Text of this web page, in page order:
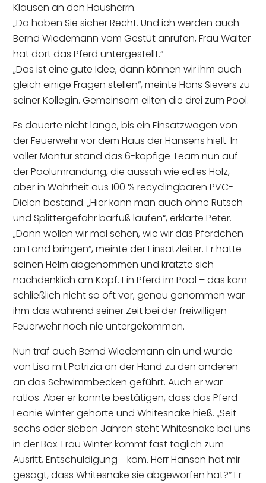
Klausen an den Hausherrn.
„Da haben Sie sicher Recht. Und ich werden auch
Bernd Wiedemann vom Gestüt anrufen, Frau Walter
hat dort das Pferd untergestellt.“
„Das ist eine gute Idee, dann können wir ihm auch
gleich einige Fragen stellen“, meinte Hans Sievers zu
seiner Kollegin. Gemeinsam eilten die drei zum Pool.
Es dauerte nicht lange, bis ein Einsatzwagen von
der Feuerwehr vor dem Haus der Hansens hielt. In
voller Montur stand das 6-köpfige Team nun auf
der Poolumrandung, die aussah wie edles Holz,
aber in Wahrheit aus 100 % recyclingbaren PVC-
Dielen bestand. „Hier kann man auch ohne Rutsch-
und Splittergefahr barfuß laufen“, erklärte Peter.
„Dann wollen wir mal sehen, wie wir das Pferdchen
an Land bringen“, meinte der Einsatzleiter. Er hatte
seinen Helm abgenommen und kratzte sich
nachdenklich am Kopf. Ein Pferd im Pool – das kam
schließlich nicht so oft vor, genau genommen war
ihm das während seiner Zeit bei der freiwilligen
Feuerwehr noch nie untergekommen.
Nun traf auch Bernd Wiedemann ein und wurde
von Lisa mit Patrizia an der Hand zu den anderen
an das Schwimmbecken geführt. Auch er war
ratlos. Aber er konnte bestätigen, dass das Pferd
Leonie Winter gehörte und Whitesnake hieß. „Seit
sechs oder sieben Jahren steht Whitesnake bei uns
in der Box. Frau Winter kommt fast täglich zum
Ausritt, Entschuldigung - kam. Herr Hansen hat mir
gesagt, dass Whitesnake sie abgeworfen hat?“ Er